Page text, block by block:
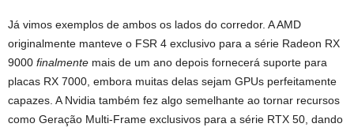
Já vimos exemplos de ambos os lados do corredor. A AMD
originalmente manteve o FSR 4 exclusivo para a série Radeon RX
9000 finalmente mais de um ano depois fornecerá suporte para
placas RX 7000, embora muitas delas sejam GPUs perfeitamente
capazes. A Nvidia também fez algo semelhante ao tornar recursos
como Geração Multi-Frame exclusivos para a série RTX 50, dando